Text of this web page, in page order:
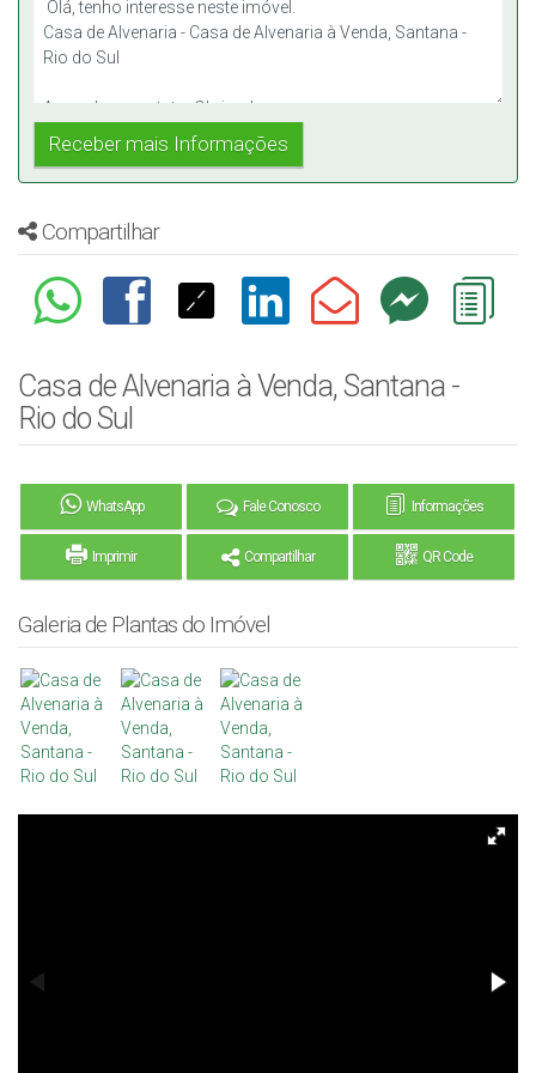
Obs.: Valor sujeito a alteração sem aviso prévio.
Compartilhar
Casa de Alvenaria à Venda, Santana -
Rio do Sul
WhatsApp Fale Conosco Informações
Imprimir Compartilhar QR Code
Galeria de Plantas do Imóvel